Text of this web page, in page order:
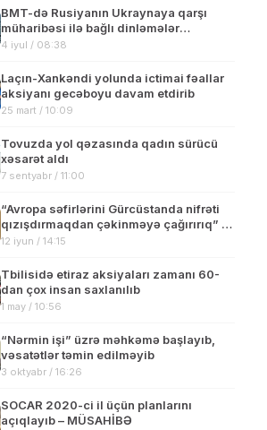
BMT-də Rusiyanın Ukraynaya qarşı
müharibəsi ilə bağlı dinləmələr
keçiriləcək
4 iyul / 08:38
Laçın-Xankəndi yolunda ictimai fəallar
aksiyanı gecəboyu davam etdirib
25 mart / 10:09
Tovuzda yol qəzasında qadın sürücü
xəsarət aldı
7 sentyabr / 11:00
“Avropa səfirlərini Gürcüstanda nifrəti
qızışdırmaqdan çəkinməyə çağırırıq” –
Baş nazir Kobaxidze
12 iyun / 14:15
Tbilisidə etiraz aksiyaları zamanı 60-
dan çox insan saxlanılıb
1 may / 10:56
“Nərmin işi” üzrə məhkəmə başlayıb,
vəsatətlər təmin edilməyib
3 oktyabr / 16:26
SOCAR 2020-ci il üçün planlarını
açıqlayıb – MÜSAHİBƏ